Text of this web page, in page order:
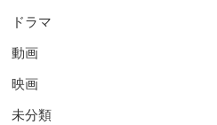
ドラマ
動画
映画
未分類